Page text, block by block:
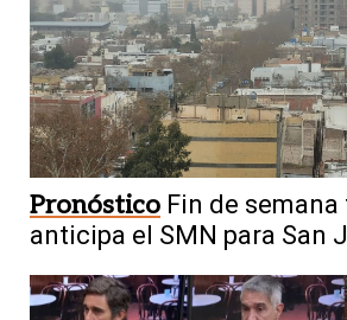
Pronóstico Fin de
anticipa el SMN para San